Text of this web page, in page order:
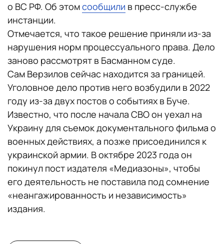
о ВС РФ. Об этомсообщили в пресс-службе
инстанции.
Отмечается, что такое решение приняли из-за
нарушения норм процессуального права. Дело
заново рассмотрят в Басманном суде.
Сам Верзилов сейчас находится за границей.
Уголовное дело против него возбудили в 2022
году из-за двух постов о событиях в Буче.
Известно, что после начала СВО он уехал на
Украину для съемок документального фильма о
военных действиях, а позже присоединился к
украинской армии. В октябре 2023 года он
покинул пост издателя «Медиазоны», чтобы
его деятельность не поставила под сомнение
«неангажированность и независимость»
издания.